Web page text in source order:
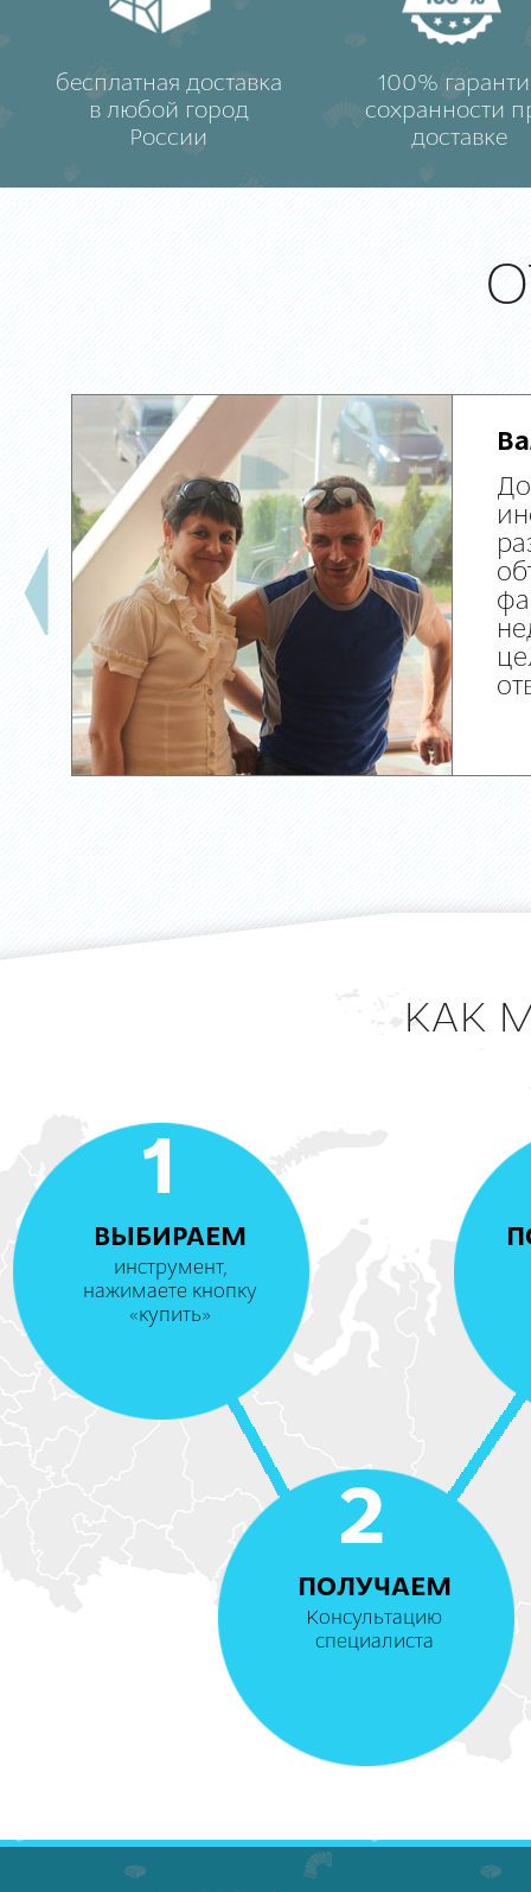
бесплатная доставка
в любой город
России
100%
сохранности
доставке
КАК
1
ВЫБИРАЕМ
инструмент,
нажимаете кнопку
«купить»
2
ПОЛУЧАЕМ
Консультацию
специалиста